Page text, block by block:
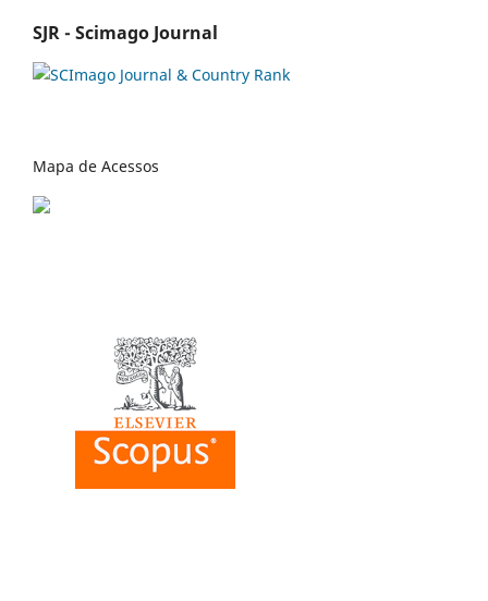
SJR - Scimago Journal
Mapa de Acessos